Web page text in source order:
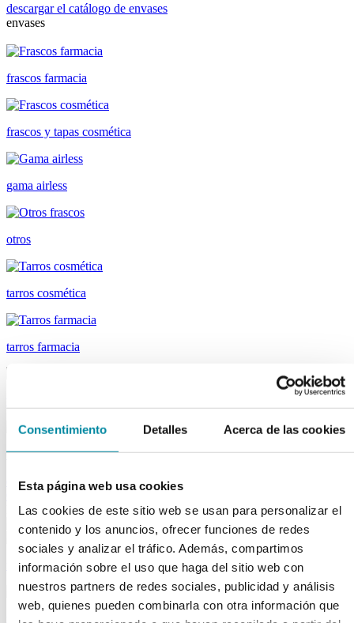
Consentimiento Detalles Acerca de las cookies
Esta página web usa cookies
Las cookies de este sitio web se usan para personalizar el
contenido y los anuncios, ofrecer funciones de redes
sociales y analizar el tráfico. Además, compartimos
información sobre el uso que haga del sitio web con
nuestros partners de redes sociales, publicidad y análisis
web, quienes pueden combinarla con otra información que
descargar el catálogo de envases
envases
frascos farmacia
frascos y tapas cosmética
gama airless
otros
tarros cosmética
tarros farmacia
tubos
descargar el catálogo de Material Laboratorio
Capsuladores
Material de laboratorio
fungibles
reactivos merk